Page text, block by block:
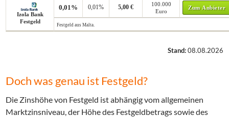
Izola Bank
Festgeld
0,01% 0,01% 5,00 €
100.000
Euro
Zum Anbieter
Festgeld aus Malta.
Stand:08.08.2026
Doch was genau ist Festgeld?
Die Zinshöhe von Festgeld ist abhängig vom allgemeinen
Marktzinsniveau, der Höhe des Festgeldbetrags sowie des